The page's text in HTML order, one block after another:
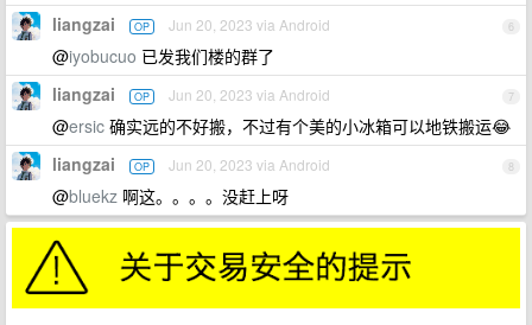
6
liangzai OP Jun 20, 2023 via Android
@iyobucuo 已发我们楼的群了
7
liangzai OP Jun 20, 2023 via Android
@ersic 确实远的不好搬，不过有个美的小冰箱可以地铁搬运😂
8
liangzai OP Jun 20, 2023 via Android
@bluekz 啊这。。。。没赶上呀